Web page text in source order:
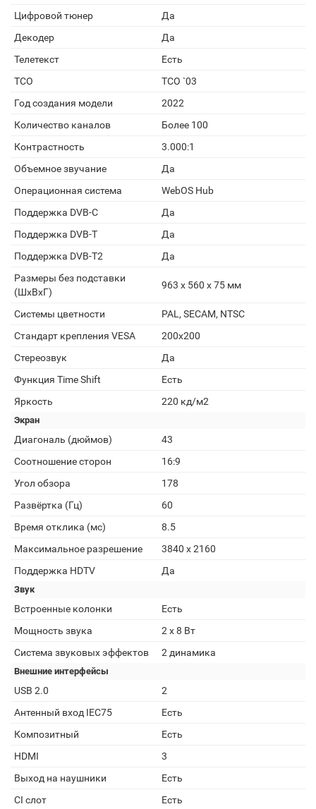
Цифровой тюнер
Да
Декодер
Да
Телетекст
Есть
TCO
TCO `03
Год создания модели
2022
Количество каналов
Более 100
Контрастность
3.000:1
Объемное звучание
Да
Операционная система
WebOS Hub
Поддержка DVB-C
Да
Поддержка DVB-T
Да
Поддержка DVB-T2
Да
Размеры без подставки
(ШxВxГ)
963 x 560 x 75 мм
Системы цветности
PAL, SECAM, NTSC
Стандарт крепления VESA
200x200
Стереозвук
Да
Функция Time Shift
Есть
Яркость
220 кд/м2
Экран
Диагональ (дюймов)
43
Соотношение сторон
16:9
Угол обзора
178
Развёртка (Гц)
60
Время отклика (мс)
8.5
Максимальное разрешение
3840 x 2160
Поддержка HDTV
Да
Звук
Встроенные колонки
Есть
Мощность звука
2 x 8 Вт
Система звуковых эффектов
2 динамика
Внешние интерфейсы
USB 2.0
2
Антенный вход IEC75
Есть
Композитный
Есть
HDMI
3
Выход на наушники
Есть
CI слот
Есть